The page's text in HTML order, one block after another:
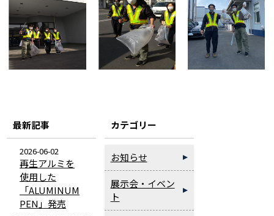
最新記事
2026-06-02
再生アルミを
使用した
「ALUMINUM
PEN」発売
カテゴリー
お知らせ
展示会・イベン
ト